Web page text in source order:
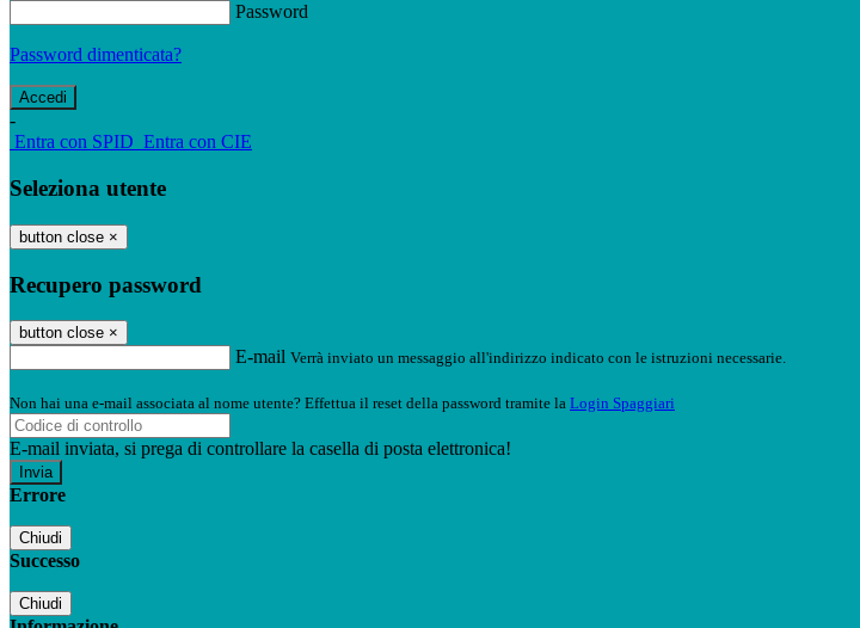
Password
Password dimenticata?
-
Entra con SPID Entra con CIE
Seleziona utente
button close ×
Recupero password
button close ×
E-mail Verrà inviato un messaggio all'indirizzo indicato con le istruzioni necessarie.
Non hai una e-mail associata al nome utente? Effettua il reset della password tramite la Login Spaggiari
E-mail inviata, si prega di controllare la casella di posta elettronica!
Errore
Chiudi
Successo
Chiudi